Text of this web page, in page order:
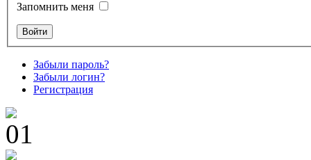
Запомнить меня
Забыли пароль?
Забыли логин?
Регистрация